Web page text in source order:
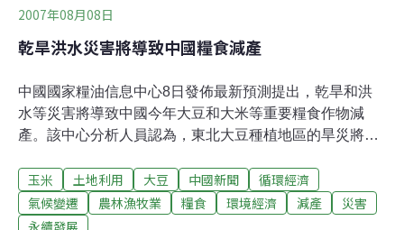
2007年08月08日
乾旱洪水災害將導致中國糧食減產
中國國家糧油信息中心8日發佈最新預測提出，乾旱和洪
水等災害將導致中國今年大豆和大米等重要糧食作物減
產。該中心分析人員認為，東北大豆種植地區的旱災將導
少117萬噸，降幅達7.3%。雖然旱災同時給東北的玉米生
產造成嚴重影響，但國家糧油信息中心卻仍然認為中國年
度玉米總產量可以達到此前所估計的1.49億噸水平。另外
玉米 土地利用 大豆 中國新聞
循環經濟
氣候變遷
農林漁牧業 糧食 環境經濟 減產
災害
永續發展